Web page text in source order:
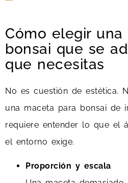
Cómo elegir
bonsai que se
que necesitas
No es cuestión de estética.
una maceta para bonsai de
requiere entender lo que el
el entorno exige.
Proporción y escala